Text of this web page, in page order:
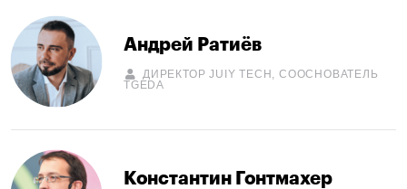
Андрей Ратиёв
ДИРЕКТОР JUIY TECH, СООСНОВАТЕЛЬ
TGEDA
Константин Гонтмахер